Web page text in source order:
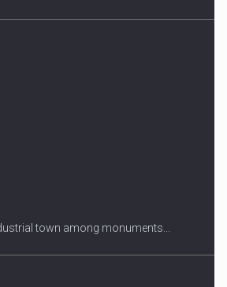
town among monuments...